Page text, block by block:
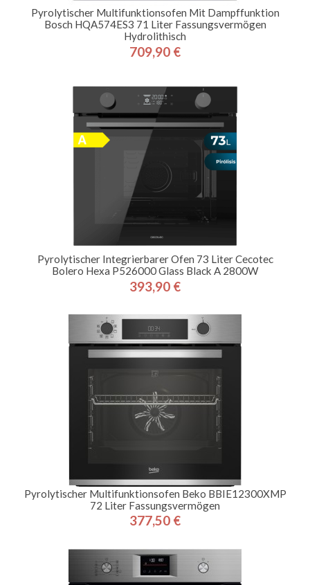
Pyrolytischer Multifunktionsofen Mit Dampffunktion
Bosch HQA574ES3 71 Liter Fassungsvermögen
Hydrolithisch
Preis
709,90 €
Pyrolytischer Integrierbarer Ofen 73 Liter Cecotec
Bolero Hexa P526000 Glass Black A 2800W
Preis
393,90 €
Pyrolytischer Multifunktionsofen Beko BBIE12300XMP
72 Liter Fassungsvermögen
Preis
377,50 €